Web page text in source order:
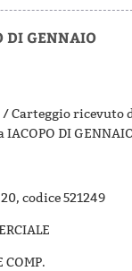
DI GENNAIO
Carteggio ricevuto
IACOPO DI
codice 521249
COMP.